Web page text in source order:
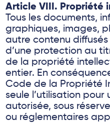
Article VIII. Propriété
Tous les documents,
graphiques, images,
autre contenu diffusés
d’une protection au
de la propriété
entier. En
Code de la Propriété
seule l’utilisation
autorisée, sous
ou réglementaires